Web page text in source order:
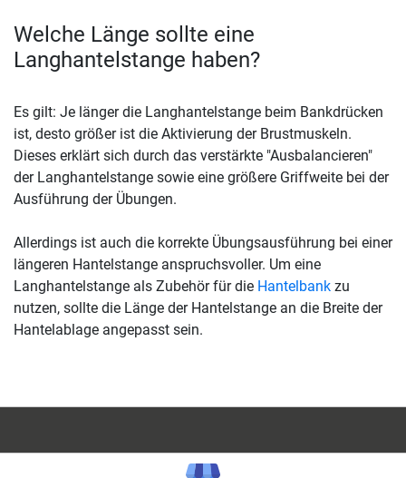
Welche Länge sollte eine
Langhantelstange haben?
Es gilt: Je länger die Langhantelstange beim Bankdrücken
ist, desto größer ist die Aktivierung der Brustmuskeln.
Dieses erklärt sich durch das verstärkte "Ausbalancieren"
der Langhantelstange sowie eine größere Griffweite bei der
Ausführung der Übungen.
Allerdings ist auch die korrekte Übungsausführung bei einer
längeren Hantelstange anspruchsvoller. Um eine
Langhantelstange als Zubehör für die Hantelbank zu
nutzen, sollte die Länge der Hantelstange an die Breite der
Hantelablage angepasst sein.